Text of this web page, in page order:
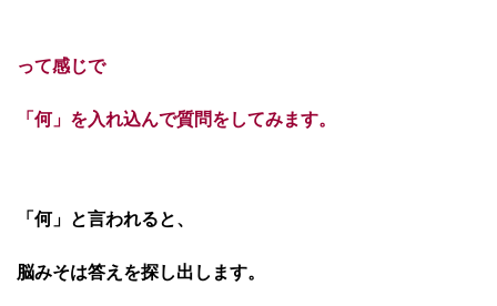
って感じで
「何」を入れ込んで質問をしてみます。
「何」と言われると、
脳みそは答えを探し出します。